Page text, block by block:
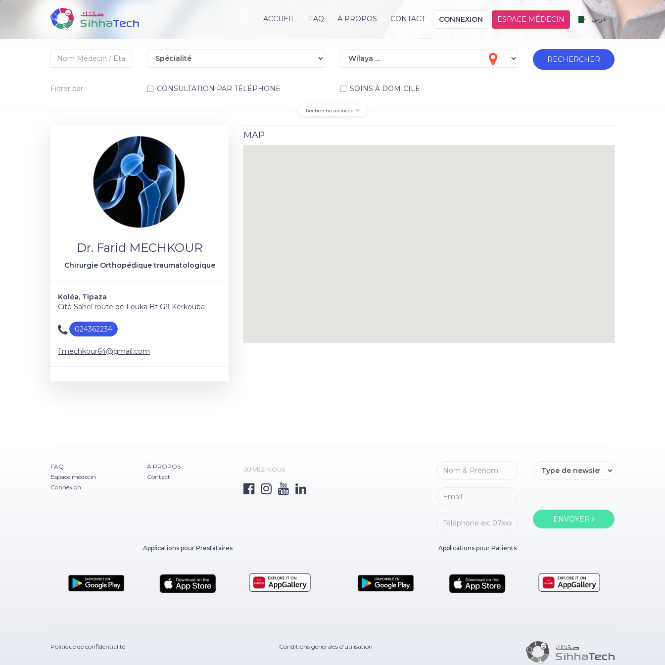
ACCUEIL FAQ À PROPOS CONTACT CONNEXION ESPACE MÉDECIN عربي
RECHERCHER
Filtrer par : CONSULTATION PAR TÉLÉPHONE SOINS À DOMICILE
Recherche avancée
Dr. Farid MECHKOUR
Chirurgie Orthopédique traumatologique
Koléa, Tipaza
Cité Sahel route de Fouka Bt G9 Kerkouba
024362234
f.mechkour64@gmail.com
MAP
FAQ
Espace médecin
Connexion
À PROPOS
Contact
SUIVEZ-NOUS :
ENVOYER
Applications pour Prestataires Applications pour Patients
Politique de confidentialité Conditions générales d’utilisation